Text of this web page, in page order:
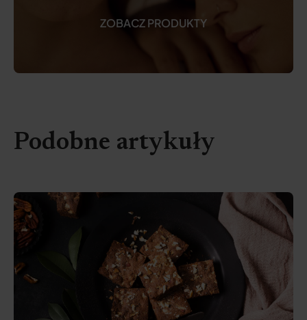
ZOBACZ PRODUKTY
Podobne artykuły